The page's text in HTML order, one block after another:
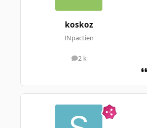
koskoz
INpactien
2 k
messages